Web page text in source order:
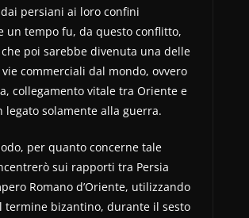
persiani ai loro confini
un tempo fu, da questo conflitto,
poi sarebbe divenuta una delle
commerciali dal mondo, ovvero
collegamento vitale tra Oriente e
legato solamente alla guerra.
per quanto concerne tale
sui rapporti tra Persia
Romano d’Oriente, utilizzando
termine bizantino, durante il sesto